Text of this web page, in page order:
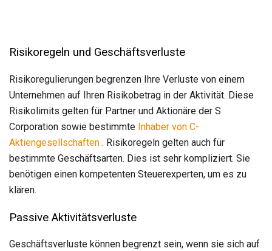
Risikoregeln und Geschäftsverluste
Risikoregulierungen begrenzen Ihre Verluste von einem
Unternehmen auf Ihren Risikobetrag in der Aktivität. Diese
Risikolimits gelten für Partner und Aktionäre der S
Corporation sowie bestimmte Inhaber von C-
Aktiengesellschaften . Risikoregeln gelten auch für
bestimmte Geschäftsarten. Dies ist sehr kompliziert. Sie
benötigen einen kompetenten Steuerexperten, um es zu
klären.
Passive Aktivitätsverluste
Geschäftsverluste können begrenzt sein, wenn sie sich auf